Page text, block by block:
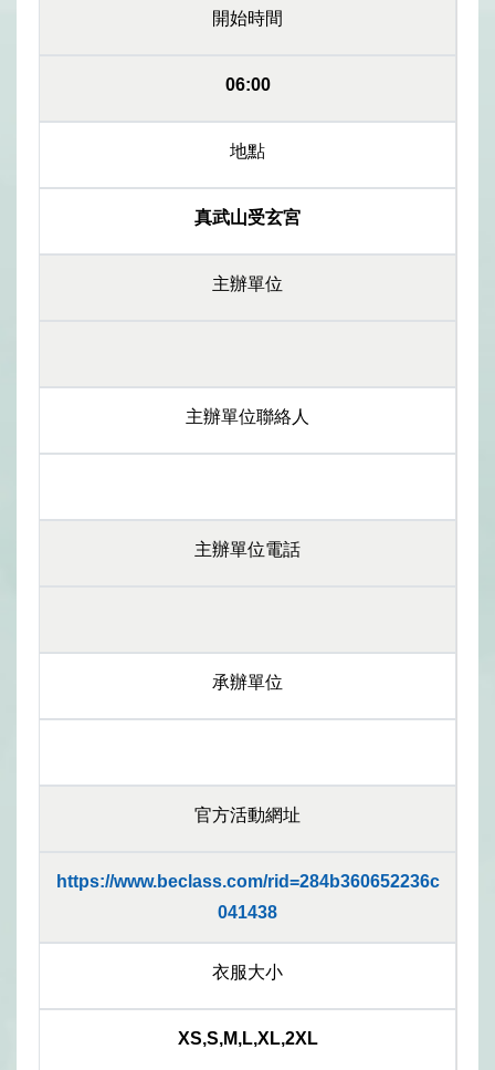
開始時間
06:00
地點
真武山受玄宮
主辦單位
主辦單位聯絡人
主辦單位電話
承辦單位
官方活動網址
https://www.beclass.com/rid=284b360652236c
041438
衣服大小
XS,S,M,L,XL,2XL